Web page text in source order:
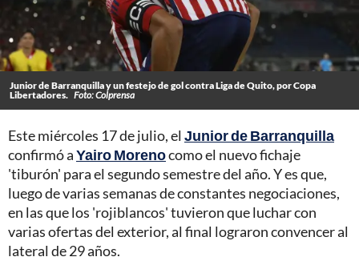
Junior de Barranquilla y un festejo de gol contra Liga de Quito, por Copa
Libertadores. Foto: Colprensa
Este miércoles 17 de julio, el Junior de Barranquilla
confirmó aYairo Morenocomo el nuevo fichaje
'tiburón' para el segundo semestre del año. Y es que,
luego de varias semanas de constantes negociaciones,
en las que los 'rojiblancos' tuvieron que luchar con
varias ofertas del exterior, al final lograron convencer al
lateral de 29 años.